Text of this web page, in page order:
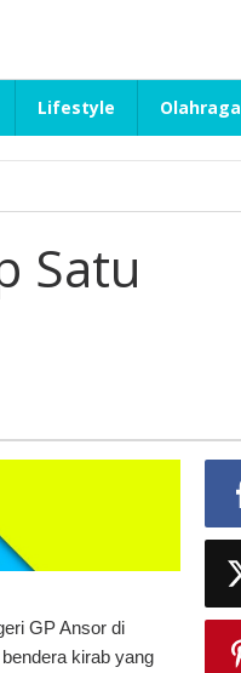
Lifestyle Olahraga
Satu
GP Ansor di
kirab yang